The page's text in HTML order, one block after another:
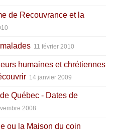
de Recouvrance et la
11 février 2010
humaines et chrétiennes
14 janvier 2009
Québec - Dates de
2008
ou la Maison du coin